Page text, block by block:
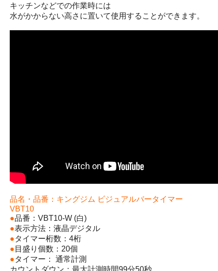
キッチンなどでの作業時には
水がかからない高さに置いて使用することができます。
品名・品番：キングジム ビジュアルバータイマー
VBT10
●品番：VBT10-W (白)
●表示方法：液晶デジタル
●タイマー桁数：4桁
● 目盛り個数：20個
●タイマー： 通常計測
カウントダウン：最大計測時間99分50秒